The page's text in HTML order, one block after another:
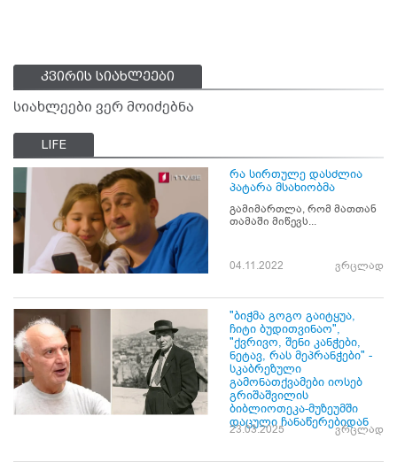
კვირის სიახლეები
სიახლეები ვერ მოიძებნა
LIFE
რა სირთულე დასძლია
პატარა მსახიობმა
გამიმართლა, რომ მათთან
თამაში მიწევს...
04.11.2022 ვრცლად
"ბიჭმა გოგო გაიტყუა,
ჩიტი ბუდითვინაო",
"ქვრივო, შენი კანჭები,
ნეტავ, რას მეპრანჭები" -
სკაბრეზული
გამონათქვამები იოსებ
გრიშაშვილის
ბიბლიოთეკა-მუზეუმში
დაცული ჩანაწერებიდან
23.03.2025 ვრცლად